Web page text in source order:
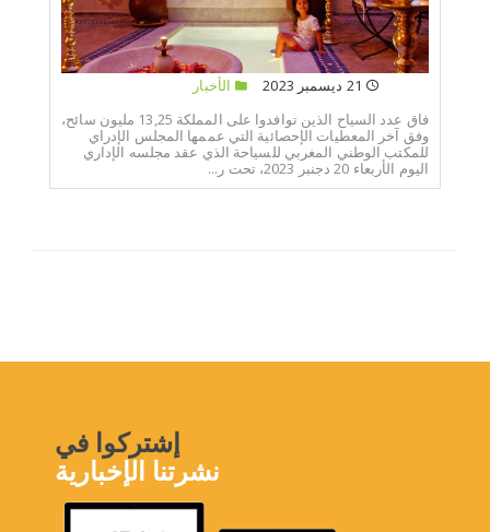
الأخبار
فاق عدد السياح الذين توافدوا على المملكة 13,25 مليون سائح،
وفق آخر المعطيات الإحصائية التي عممها المجلس الإدراي
للمكتب الوطني المغربي للسياحة الذي عقد مجلسه الإداري
اليوم الأربعاء 20 دجنبر 2023، تحت ر...
إشتركوا في
نشرتنا الإخبارية